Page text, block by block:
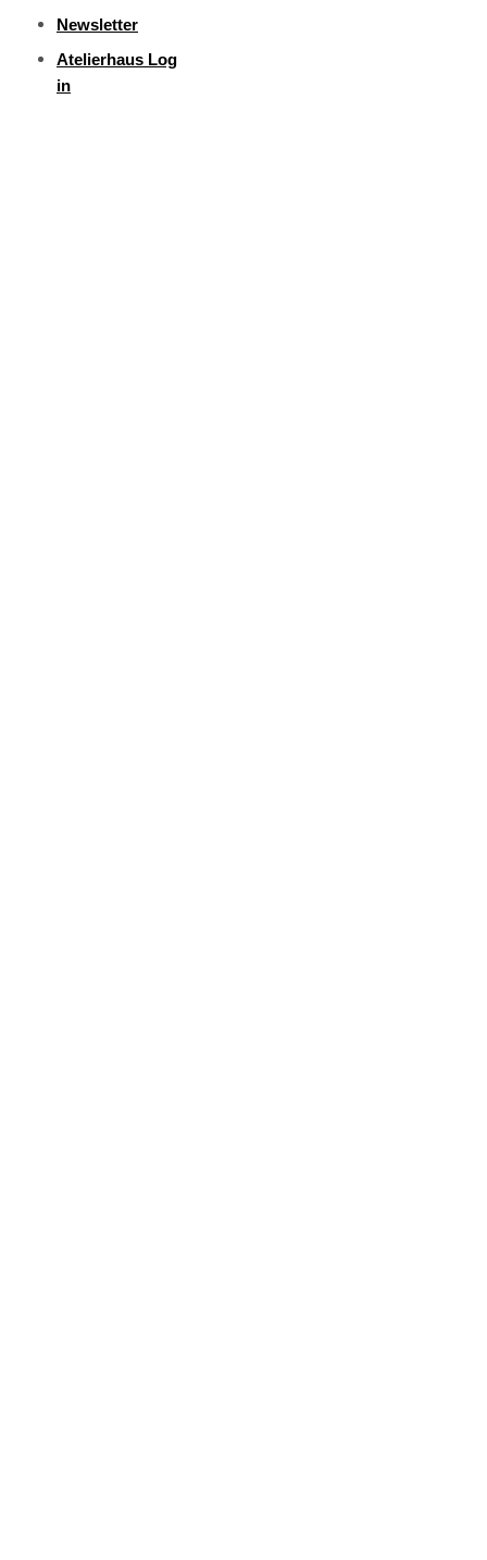
Newsletter
Atelierhaus Log
in